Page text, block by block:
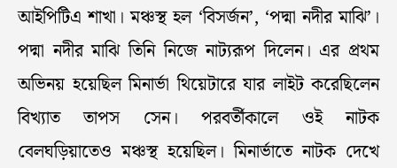
আইপিটিএ শাখা। মঞ্চস্থ হল ‘বিসর্জন’, ‘পদ্মা নদীর মাঝি’।
পদ্মা নদীর মাঝি তিনি নিজে নাট্যরূপ দিলেন। এর প্রথম
অভিনয় হয়েছিল মিনার্ভা থিয়েটারে যার লাইট করেছিলেন
বিখ্যাত তাপস সেন। পরবর্তীকালে ওই নাটক
বেলঘড়িয়াতেও মঞ্চস্থ হয়েছিল। মিনার্ভাতে নাটক দেখে